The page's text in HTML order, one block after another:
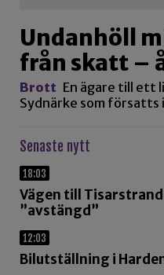
Undanhöll
från skatt –
Brott En ägare till ett
Sydnärke som
Senaste nytt
18:03
Vägen till
”avstängd”
12:03
Bilutställning i